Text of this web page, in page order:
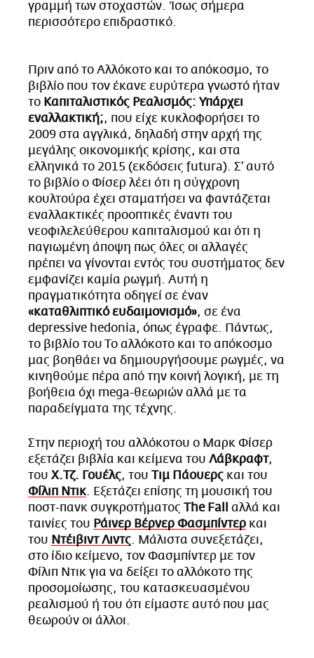
γραμμή των στοχαστών. Ίσως σήμερα
περισσότερο επιδραστικό.
Πριν από το Αλλόκοτο και το απόκοσμο, το
βιβλίο που τον έκανε ευρύτερα γνωστό ήταν
το Καπιταλιστικός Ρεαλισμός: Υπάρχει
εναλλακτική;, που είχε κυκλοφορήσει το
2009 στα αγγλικά, δηλαδή στην αρχή της
μεγάλης οικονομικής κρίσης, και στα
ελληνικά το 2015 (εκδόσεις futura). Σ’ αυτό
το βιβλίο ο Φίσερ λέει ότι η σύγχρονη
κουλτούρα έχει σταματήσει να φαντάζεται
εναλλακτικές προοπτικές έναντι του
νεοφιλελεύθερου καπιταλισμού και ότι η
παγιωμένη άποψη πως όλες οι αλλαγές
πρέπει να γίνονται εντός του συστήματος δεν
εμφανίζει καμία ρωγμή. Αυτή η
πραγματικότητα οδηγεί σε έναν
«καταθλιπτικό ευδαιμονισμό», σε ένα
depressive hedonia, όπως έγραφε. Πάντως,
το βιβλίο του Το αλλόκοτο και το απόκοσμο
μας βοηθάει να δημιουργήσουμε ρωγμές, να
κινηθούμε πέρα από την κοινή λογική, με τη
βοήθεια όχι mega-θεωριών αλλά με τα
παραδείγματα της τέχνης.
Στην περιοχή του αλλόκοτου ο Μαρκ Φίσερ
εξετάζει βιβλία και κείμενα του Λάβκραφτ,
του Χ.Τζ. Γουέλς, του Τιμ Πάουερς και του
Φίλιπ Ντικ. Εξετάζει επίσης τη μουσική του
ποστ-πανκ συγκροτήματος The Fall
αλλά και
ταινίες του Ράινερ Βέρνερ Φασμπίντερ και
του Ντέιβιντ Λιντς. Μάλιστα συνεξετάζει,
στο ίδιο κείμενο, τον Φασμπίντερ με τον
Φίλιπ Ντικ για να δείξει το αλλόκοτο της
προσομοίωσης, του κατασκευασμένου
ρεαλισμού ή του ότι είμαστε αυτό που μας
θεωρούν οι άλλοι.